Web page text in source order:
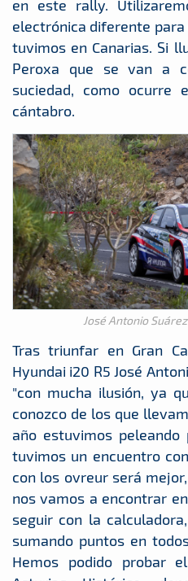
en este rally.
electrónica diferente
tuvimos en Canarias. Si
Peroxa que se van a
suciedad, como ocurre
cántabro.
José Antonio
Tras triunfar en Gran
Hyundai i20 R5 José
"con mucha ilusión, ya
conozco de los que
año estuvimos
tuvimos un encuentro
con los ovreur será
nos vamos a encontrar
seguir con la
sumando puntos en
Hemos podido probar